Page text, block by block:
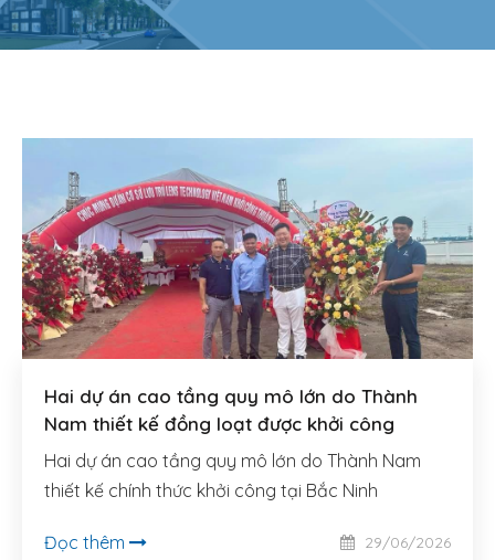
DỰ ÁN
TIN TỨC
LIÊN HỆ
TIẾNG VIỆT
Hai dự án cao tầng quy mô lớn do Thành
Nam thiết kế đồng loạt được khởi công
Hai dự án cao tầng quy mô lớn do Thành Nam
thiết kế chính thức khởi công tại Bắc Ninh
Đọc thêm 29/06/2026